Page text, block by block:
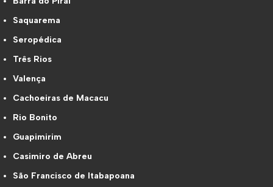
Saquarema
Seropédica
Três Rios
Valença
Cachoeiras de Macacu
Rio Bonito
Guapimirim
Casimiro de Abreu
São Francisco de Itabapoana